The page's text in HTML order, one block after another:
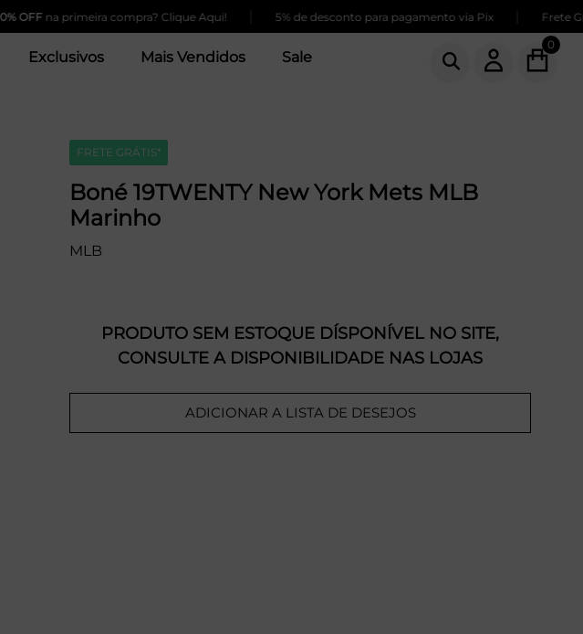
na primeira compra? Clique Aqui! 5% de desconto para pagamento via Pix Frete
Exclusivos Mais Vendidos Sale
0
FRETE GRÁTIS*
Boné 19TWENTY New York Mets MLB
Marinho
MLB
PRODUTO SEM ESTOQUE DÍSPONÍVEL NO SITE,
CONSULTE A DISPONIBILIDADE NAS LOJAS
ADICIONAR A LISTA DE DESEJOS